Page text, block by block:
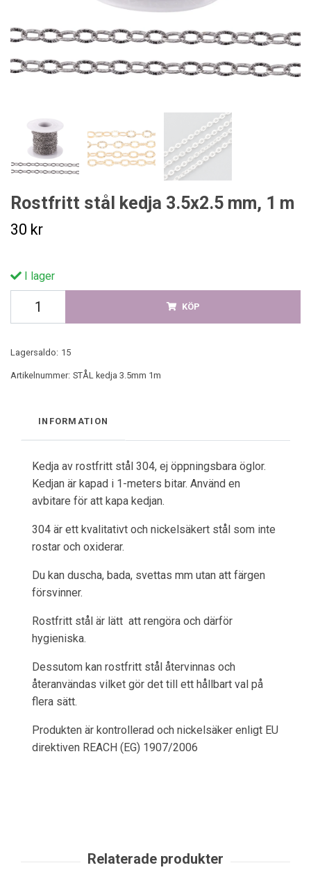
Rostfritt stål kedja 3.5x2.5 mm, 1 m
30 kr
I lager
KÖP
Lagersaldo: 15
Artikelnummer: STÅL kedja 3.5mm 1m
INFORMATION
Kedja av rostfritt stål 304, ej öppningsbara öglor.
Kedjan är kapad i 1-meters bitar. Använd en
avbitare för att kapa kedjan.
304 är ett kvalitativt och nickelsäkert stål som inte
rostar och oxiderar.
Du kan duscha, bada, svettas mm utan att färgen
försvinner.
Rostfritt stål är lätt att rengöra och därför
hygieniska.
Dessutom kan rostfritt stål återvinnas och
återanvändas vilket gör det till ett hållbart val på
flera sätt.
Produkten är kontrollerad och nickelsäker enligt EU
direktiven REACH (EG) 1907/2006